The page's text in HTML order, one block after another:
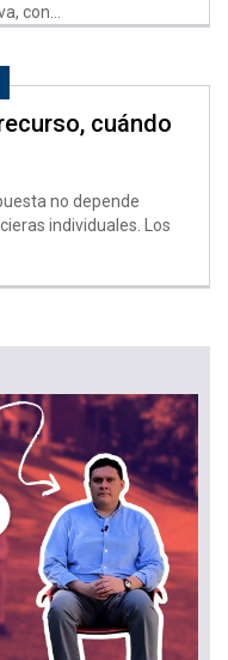
con...
cuándo
no depende
individuales. Los